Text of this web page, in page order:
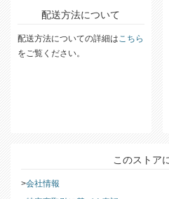
配送方法について